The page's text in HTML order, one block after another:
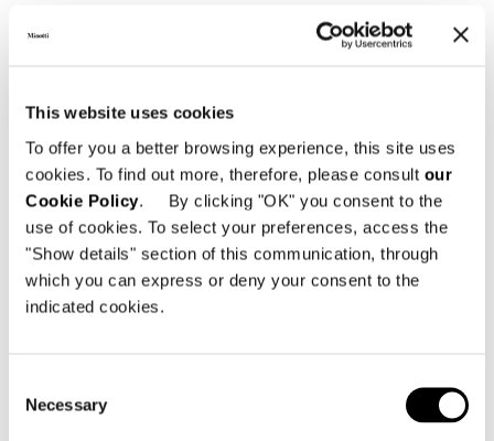
This website uses cookies
To offer you a better browsing experience, this site uses
cookies. To find out more, therefore, please consult our
Cookie Policy. By clicking "OK" you consent to the
use of cookies. To select your preferences, access the
"Show details" section of this communication, through
which you can express or deny your consent to the
indicated cookies.
Selection
Necessary